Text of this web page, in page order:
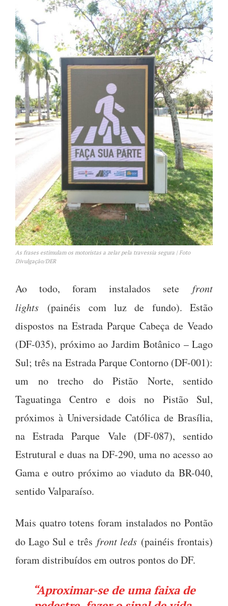
As frases estimulam os motoristas a zelar pela travessia segura | Foto
Divulgação/DER
Ao todo, foram instalados sete front
lights (painéis com luz de fundo). Estão
dispostos na Estrada Parque Cabeça de Veado
(DF-035), próximo ao Jardim Botânico – Lago
Sul; três na Estrada Parque Contorno (DF-001):
um no trecho do Pistão Norte, sentido
Taguatinga Centro e dois no Pistão Sul,
próximos à Universidade Católica de Brasília,
na Estrada Parque Vale (DF-087), sentido
Estrutural e duas na DF-290, uma no acesso ao
Gama e outro próximo ao viaduto da BR-040,
sentido Valparaíso.
Mais quatro totens foram instalados no Pontão
do Lago Sul e três front leds(painéis frontais)
foram distribuídos em outros pontos do DF.
“Aproximar-se de uma faixa de